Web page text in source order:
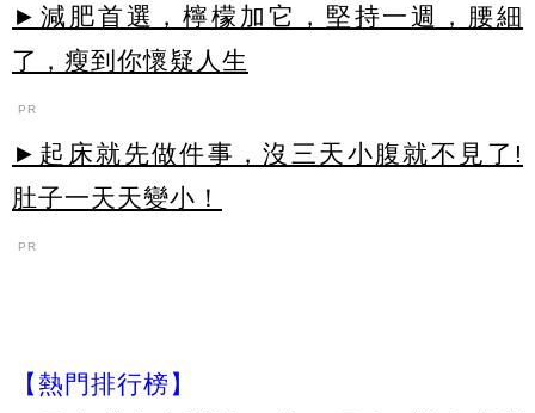
►減肥首選，檸檬加它，堅持一週，腰細
了，瘦到你懷疑人生
PR
►起床就先做件事，沒三天小腹就不見了!
肚子一天天變小！
PR
【熱門排行榜】